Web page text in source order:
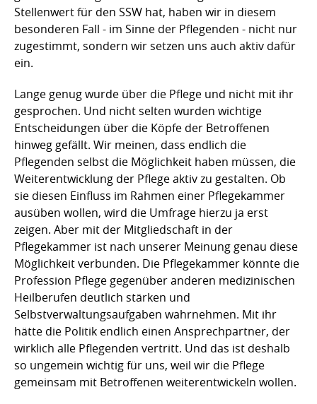
Stellenwert für den SSW hat, haben wir in diesem
besonderen Fall - im Sinne der Pflegenden - nicht nur
zugestimmt, sondern wir setzen uns auch aktiv dafür
ein.
Lange genug wurde über die Pflege und nicht mit ihr
gesprochen. Und nicht selten wurden wichtige
Entscheidungen über die Köpfe der Betroffenen
hinweg gefällt. Wir meinen, dass endlich die
Pflegenden selbst die Möglichkeit haben müssen, die
Weiterentwicklung der Pflege aktiv zu gestalten. Ob
sie diesen Einfluss im Rahmen einer Pflegekammer
ausüben wollen, wird die Umfrage hierzu ja erst
zeigen. Aber mit der Mitgliedschaft in der
Pflegekammer ist nach unserer Meinung genau diese
Möglichkeit verbunden. Die Pflegekammer könnte die
Profession Pflege gegenüber anderen medizinischen
Heilberufen deutlich stärken und
Selbstverwaltungsaufgaben wahrnehmen. Mit ihr
hätte die Politik endlich einen Ansprechpartner, der
wirklich alle Pflegenden vertritt. Und das ist deshalb
so ungemein wichtig für uns, weil wir die Pflege
gemeinsam mit Betroffenen weiterentwickeln wollen.